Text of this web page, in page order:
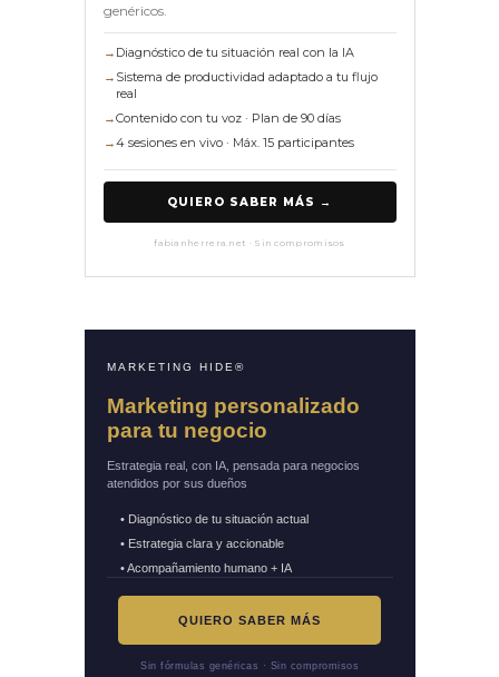
genéricos.
→ Diagnóstico de tu situación real con la IA
→ Sistema de productividad adaptado a tu flujo
real
→Contenido con tu voz · Plan de 90 días
→4 sesiones en vivo · Máx. 15 participantes
QUIERO SABER MÁS →
fabianherrera.net · Sin compromisos
MARKETING HIDE®
Marketing personalizado
para tu negocio
Estrategia real, con IA, pensada para negocios
atendidos por sus dueños
• Diagnóstico de tu situación actual
• Estrategia clara y accionable
• Acompañamiento humano + IA
QUIERO SABER MÁS
Sin fórmulas genéricas · Sin compromisos